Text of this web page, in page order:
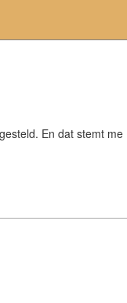
En dat stemt me